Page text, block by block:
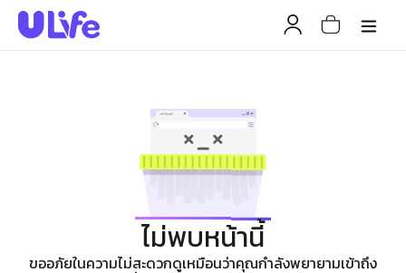
ไม่พบหน้านี้
ขออภัยในความไม่สะดวกดูเหมือนว่าคุณกำลังพยายามเข้าถึง